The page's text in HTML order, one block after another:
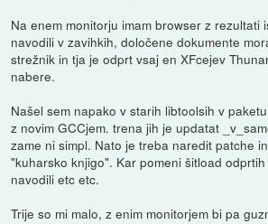
Na enem monitorju imam browser z rezultati
navodili v zavihkih, določene dokumente
strežnik in tja je odprt vsaj en XFcejev
nabere.
Našel sem napako v starih libtoolsih v
z novim GCCjem. trena jih je updatat
zame ni simpl. Nato je treba naredit patche
"kuharsko knjigo". Kar pomeni šitload
navodili etc etc.
Trije so mi malo, z enim monitorjem bi pa